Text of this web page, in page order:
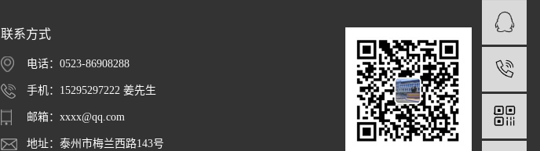
联系方式
电话：0523-86908288
手机：15295297222 姜先生
邮箱：xxxx@qq.com
地址：泰州市梅兰西路143号